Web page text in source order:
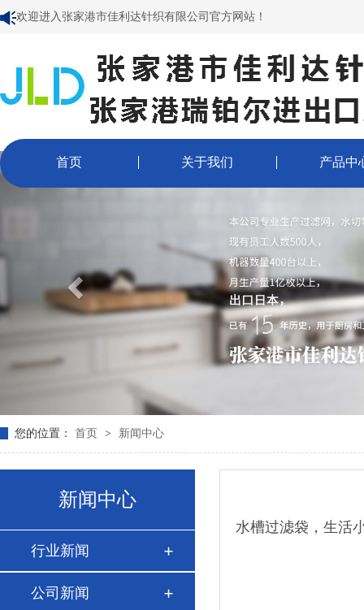
欢迎进入张家港市佳利达针织有限公司官方网站！
首页 关于我们 产品中
您的位置： 首页 > 新闻中心
新闻中心
行业新闻
公司新闻
水槽过滤袋，生活